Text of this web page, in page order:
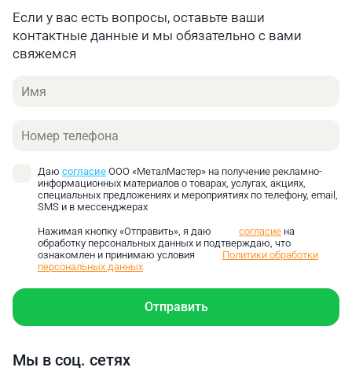
операций;
Точное позиционирование в заданной
плоскости.
Рассматриваемая оснастка производится из
чугуна, обеспечивающих долговечность
Рабочие поверхности губок подвергаются
термической обработке для повышения
износостойкости.
Тиски слесарные с поворотным механизмом
можно купить в компании Metal Master по
выгодной цене. Стоимость технологической
функциональных особенностей конкретной
модели.
Если у вас есть вопросы, оставьте ваши
контактные данные и мы обязательно с вами
свяжемся
Имя
Телефон
Даю согласие ООО «МеталМастер» на получение рекламно-
информационных материалов о товарах, услугах, акциях,
специальных предложениях и мероприятиях по телефону, email,
SMS и в мессенджерах
Нажимая кнопку «Отправить», я даю согласие на
обработку персональных данных и подтверждаю, что
ознакомлен и принимаю условия
Политики обработки
персональных данных
Отправить
Мы в соц. сетях